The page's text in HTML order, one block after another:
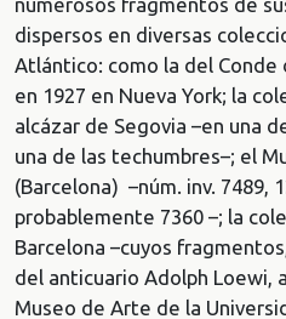
dispersos en diversas
Atlántico: como la del Conde
en 1927 en Nueva York; la
alcázar de Segovia –en una
una de las techumbres–; el
(Barcelona) –núm. inv. 7489,
probablemente 7360 –; la
Barcelona –cuyos
del anticuario Adolph Loewi,
Museo de Arte de la